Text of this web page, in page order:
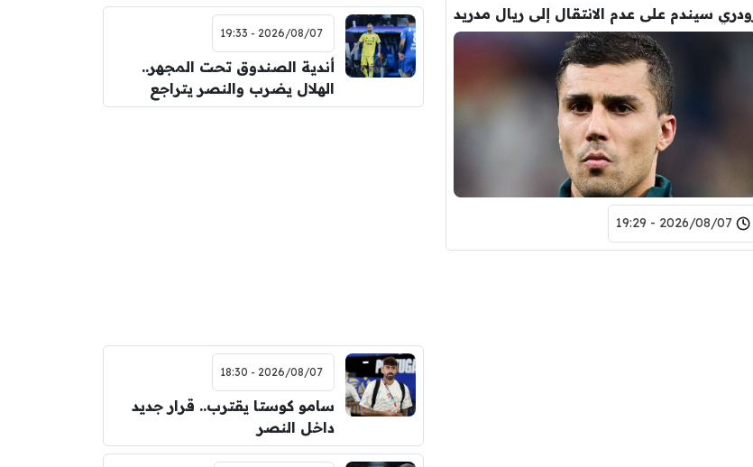
سيندم على عدم الانتقال إلى ريال مدريد
2026/08/07 - 19:29
2026/08/07 - 19:33
أندية الصندوق تحت المجهر..
الهلال يضرب والنصر يتراجع
2026/08/07 - 18:30
سامو كوستا يقترب.. قرار جديد
داخل النصر